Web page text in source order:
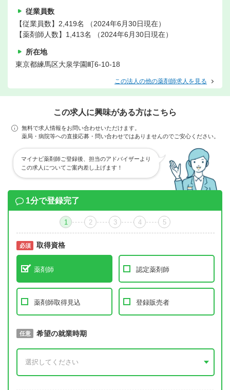
従業員数
【従業員数】2,419名 （2024年6月30日現在）
【薬剤師人数】1,413名 （2024年6月30日現在）
所在地
東京都練馬区大泉学園町6-10-18
この法人の他の薬剤師求人を見る
この求人に興味がある方はこちら
無料で求人情報をお問い合わせいただけます。
薬局・病院等への直接応募・問い合わせではありませんのでご安心ください。
マイナビ薬剤師ご登録後、担当のアドバイザーより
この求人についてご案内差し上げます！
1分で登録完了
1 2 3 4 5
必須 取得資格
薬剤師 認定薬剤師
薬剤師取得見込 登録販売者
必須 取得予定年
任意 希望の就業時期